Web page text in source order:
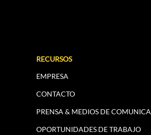
RECURSOS
EMPRESA
CONTACTO
PRENSA & MEDIOS DE
OPORTUNIDADES DE TRABAJO